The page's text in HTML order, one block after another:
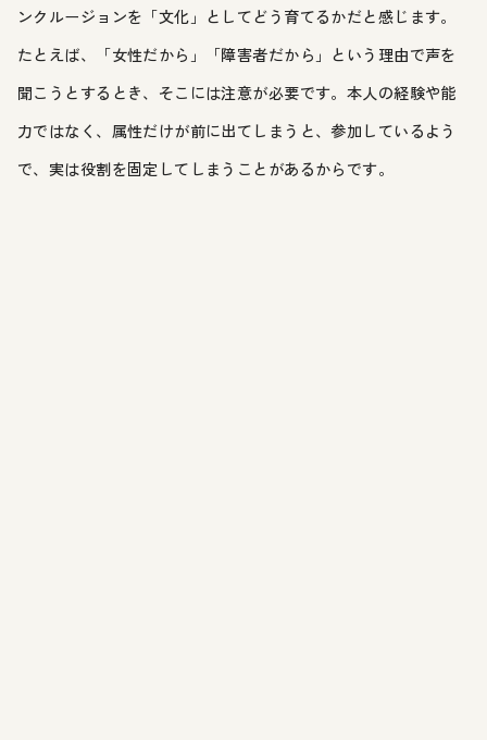
ンクルージョンを「文化」としてどう育てるかだと感じます。
たとえば、「女性だから」「障害者だから」という理由で声を
聞こうとするとき、そこには注意が必要です。本人の経験や能
力ではなく、属性だけが前に出てしまうと、参加しているよう
で、実は役割を固定してしまうことがあるからです。